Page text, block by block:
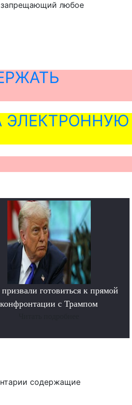
запрещающий любое
ЭЛЕКТРОННУЮ
готовиться к прямой
конфронтации с Трампом
содержащие